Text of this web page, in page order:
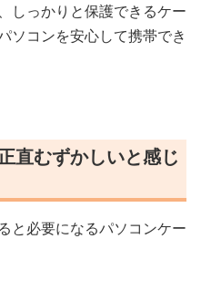
しっかりと保護できるケー
ソコンを安心して携帯でき
直むずかしいと感じ
と必要になるパソコンケー